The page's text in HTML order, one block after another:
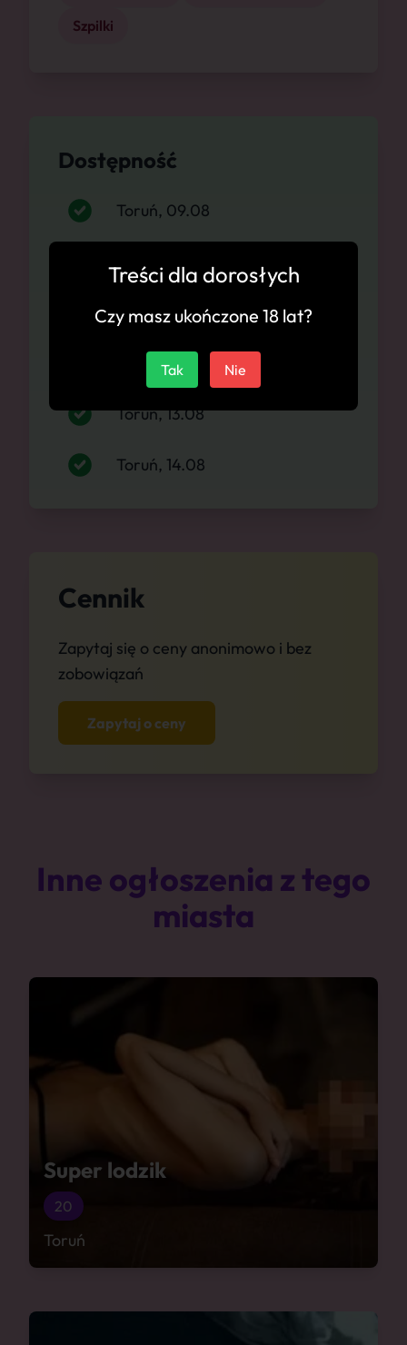
Szpilki
Dostępność
Toruń, 09.08
Toruń, 10.08
Toruń, 11.08
Toruń, 12.08
Toruń, 13.08
Toruń, 14.08
Cennik
Zapytaj się o ceny anonimowo i bez
zobowiązań
Zapytaj o ceny
Inne ogłoszenia z tego
miasta
Super lodzik
20
Toruń
Treści dla dorosłych
Czy masz ukończone 18 lat?
Tak Nie